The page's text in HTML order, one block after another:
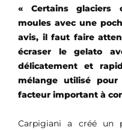
« Certains glaciers
moules avec une
avis, il faut faire
écraser le gelato
délicatement et
mélange utilisé
facteur important à
Carpigiani a créé un